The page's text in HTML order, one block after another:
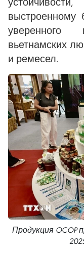
выстроенному
уверенного
вьетнамских
и ремесел.
Продукция OCOP